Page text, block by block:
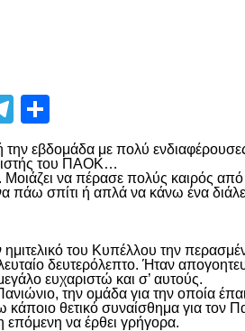
Telegram
την εβδομάδα με πολύ
του ΠΑΟΚ…
να πέρασε πολύς καιρός από
σπίτι ή απλά να κάνω ένα
του Κυπέλλου την
δευτερόλεπτο. Ήταν
ευχαριστώ και σ’ αυτούς.
την ομάδα για την οποία
θετικό συναίσθημα για τον
επόμενη να έρθει γρήγορα.